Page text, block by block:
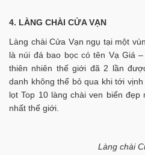
4. LÀNG CHÀI CỬA VẠN
Làng chài Cửa Vạn ngụ tại một
là núi đá bao bọc có tên Vạ Giá
thiên nhiên thế giới đã 2 lần
danh không thể bỏ qua khi tới
lọt Top 10 làng chài ven biển
nhất thế giới.
Làng chài